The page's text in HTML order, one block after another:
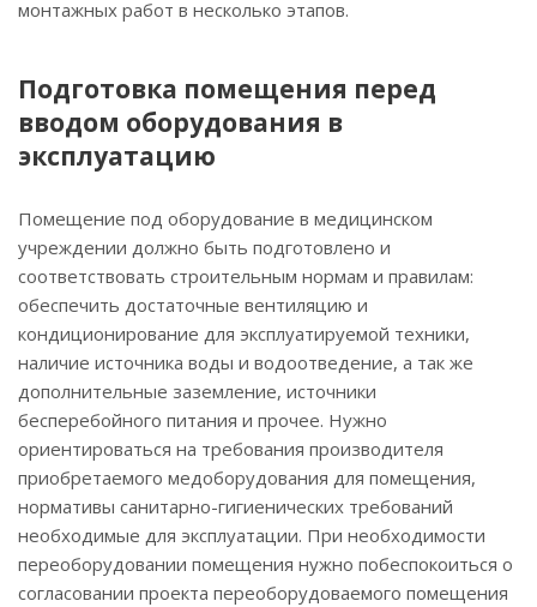
монтажных работ в несколько этапов.
Подготовка помещения перед
вводом оборудования в
эксплуатацию
Помещение под оборудование в медицинском
учреждении должно быть подготовлено и
соответствовать строительным нормам и правилам:
обеспечить достаточные вентиляцию и
кондиционирование для эксплуатируемой техники,
наличие источника воды и водоотведение, а так же
дополнительные заземление, источники
бесперебойного питания и прочее. Нужно
ориентироваться на требования производителя
приобретаемого медоборудования для помещения,
нормативы санитарно-гигиенических требований
необходимые для эксплуатации. При необходимости
переоборудовании помещения нужно побеспокоиться о
согласовании проекта переоборудоваемого помещения